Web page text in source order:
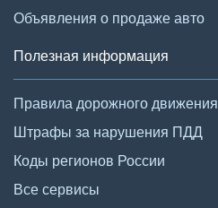
Объявления о продаже авто
Полезная информация
Правила дорожного движения
Штрафы за нарушения ПДД
Коды регионов России
Все сервисы